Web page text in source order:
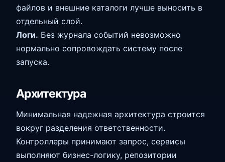
файлов и внешние каталоги лучше выносить в
отдельный слой.
Логи. Без журнала событий невозможно
нормально сопровождать систему после
запуска.
Архитектура
Минимальная надежная архитектура строится
вокруг разделения ответственности.
Контроллеры принимают запрос, сервисы
выполняют бизнес-логику, репозитории